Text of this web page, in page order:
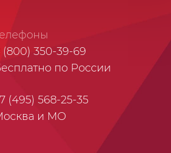
(800) 350-39-69
по России
(495) 568-25-35
и МО